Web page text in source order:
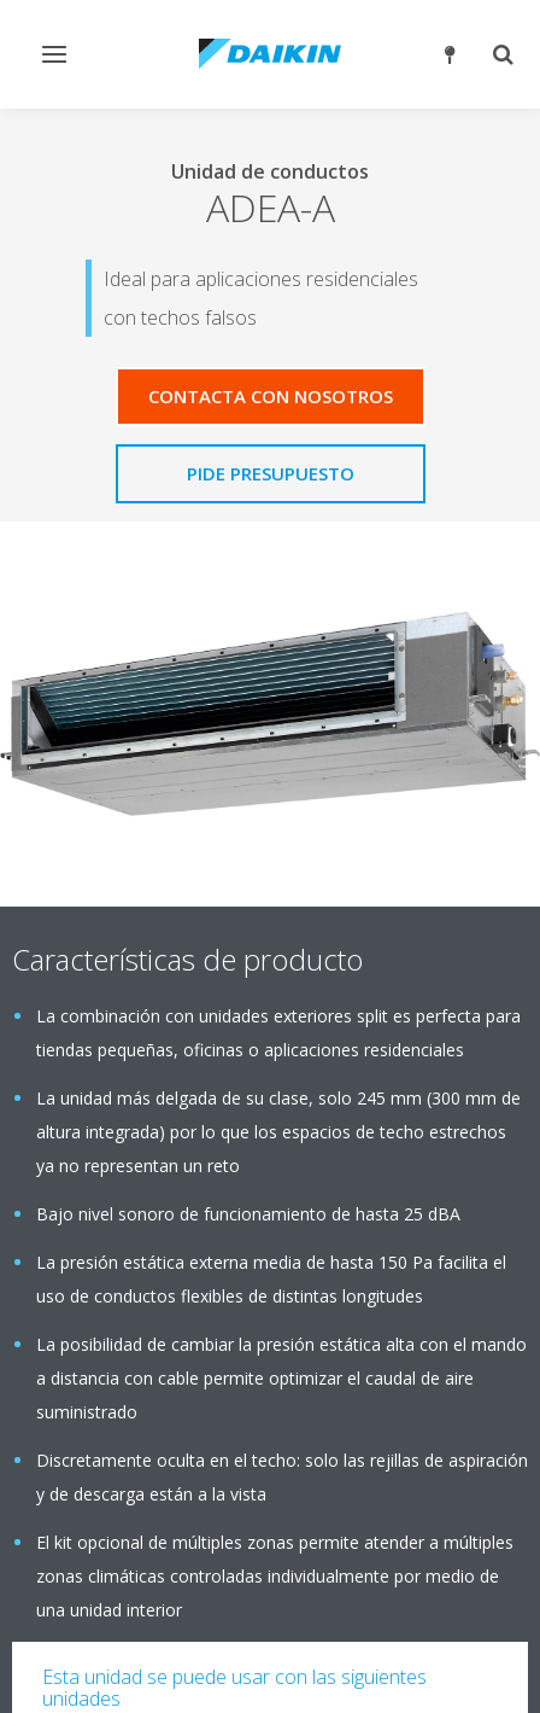
Alternar
Unidad de conductos
ADEA-A
Ideal para aplicaciones residenciales
con techos falsos
CONTACTA CON NOSOTROS
PIDE PRESUPUESTO
Características de producto
La combinación con unidades exteriores split es perfecta para
tiendas pequeñas, oficinas o aplicaciones residenciales
La unidad más delgada de su clase, solo 245 mm (300 mm de
altura integrada) por lo que los espacios de techo estrechos
ya no representan un reto
Bajo nivel sonoro de funcionamiento de hasta 25 dBA
La presión estática externa media de hasta 150 Pa facilita el
uso de conductos flexibles de distintas longitudes
La posibilidad de cambiar la presión estática alta con el mando
a distancia con cable permite optimizar el caudal de aire
suministrado
Discretamente oculta en el techo: solo las rejillas de aspiración
y de descarga están a la vista
El kit opcional de múltiples zonas permite atender a múltiples
zonas climáticas controladas individualmente por medio de
una unidad interior
Esta unidad se puede usar con las siguientes
unidades